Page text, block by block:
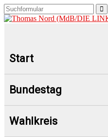
Start
Bundestag
Wahlkreis